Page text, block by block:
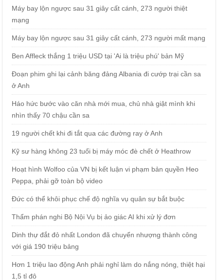
Máy bay lộn ngược sau 31 giây cất cánh, 273 người thiệt
mạng
Máy bay lộn ngược sau 31 giây cất cánh, 273 người mất mạng
Ben Affleck thắng 1 triệu USD tại 'Ai là triệu phú' bản Mỹ
Đoạn phim ghi lại cảnh băng đảng Albania đi cướp trại cần sa
ở Anh
Háo hức bước vào căn nhà mới mua, chủ nhà giật mình khi
nhìn thấy 70 chậu cần sa
19 người chết khi đi tắt qua các đường ray ở Anh
Kỹ sư hàng không 23 tuổi bị máy móc đè chết ở Heathrow
Hoạt hình Wolfoo của VN bị kết luận vi phạm bản quyền Heo
Peppa, phải gỡ toàn bộ video
Đức có thể khôi phục chế độ nghĩa vụ quân sự bắt buộc
Thẩm phán nghi Bộ Nội Vụ bị ảo giác AI khi xử lý đơn
Dinh thự đắt đỏ nhất London đã chuyển nhượng thành công
với giá 190 triệu bảng
Hơn 1 triệu lao động Anh phải nghỉ làm do nắng nóng, thiệt hại
1,5 tỉ đô